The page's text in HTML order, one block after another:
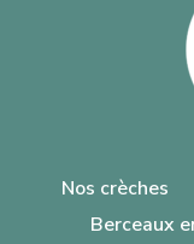
Nos crèches
Berceaux